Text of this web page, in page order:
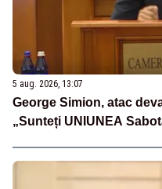
5 aug. 2026, 13:07
George Simion, atac
„Sunteți UNIUNEA